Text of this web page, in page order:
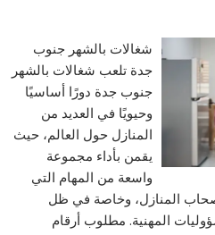
شغالات بالشهر جنوب
جدة تلعب شغالات بالشهر
جنوب جدة دورًا أساسيًا
وحيويًا في العديد من
المنازل حول العالم، حيث
يقمن بأداء مجموعة
واسعة من المهام التي
المنازل، وخاصة في ظل
المهنية. مطلوب أرقام